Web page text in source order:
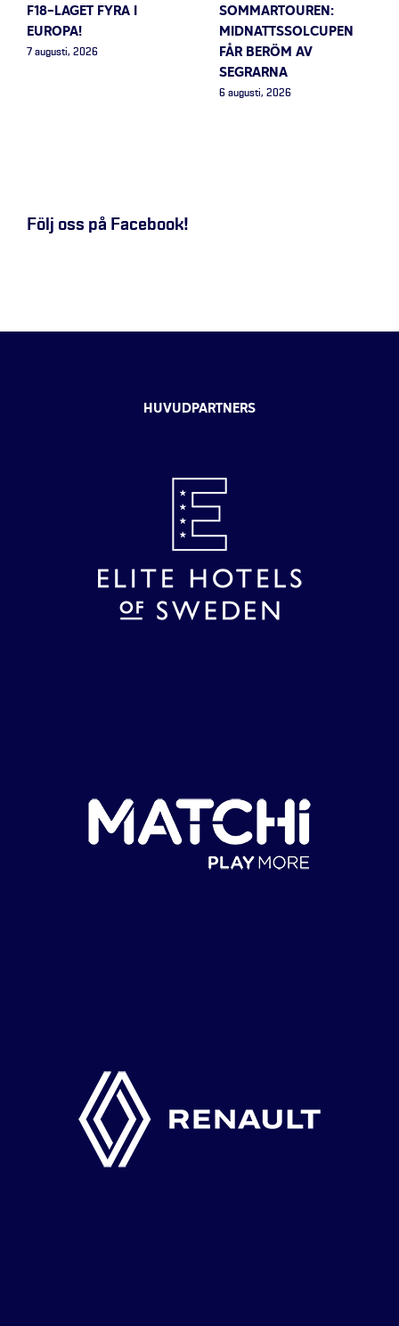
F18-LAGET FYRA I
EUROPA!
7 augusti, 2026
SOMMARTOUREN:
MIDNATTSSOLCUPEN
FÅR BERÖM AV
SEGRARNA
6 augusti, 2026
Följ oss på Facebook!
HUVUDPARTNERS